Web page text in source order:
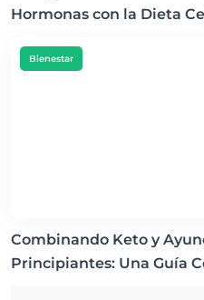
Hormonas con la Dieta
Bienestar
Combinando Keto y
Principiantes: Una Guía